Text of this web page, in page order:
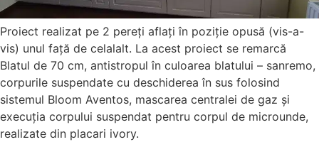
Proiect realizat pe 2 pereți aflați în poziție opusă (vis-a-
vis) unul față de celalalt. La acest proiect se remarcă
Blatul de 70 cm, antistropul în culoarea blatului – sanremo,
corpurile suspendate cu deschiderea în sus folosind
sistemul Bloom Aventos, mascarea centralei de gaz și
execuția corpului suspendat pentru corpul de microunde,
realizate din placari ivory.